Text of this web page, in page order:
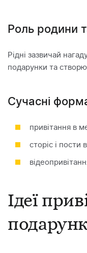
Роль родини
Рідні зазвичай
подарунки та
Сучасні
привітання в
сторіс і
Ідеї